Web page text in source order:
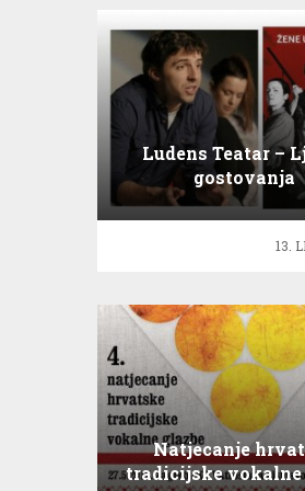
Ludens Teatar –
gostovanja
13.
Natjecanje
tradicijske vokalne